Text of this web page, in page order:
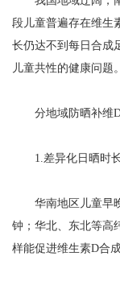
段儿童普遍存在维生
长仍达不到每日合成
儿童共性的健康问题。
分地域防晒补维D
1.差异化日晒时
华南地区儿童早晚
钟；华北、东北等高
样能促进维生素D合